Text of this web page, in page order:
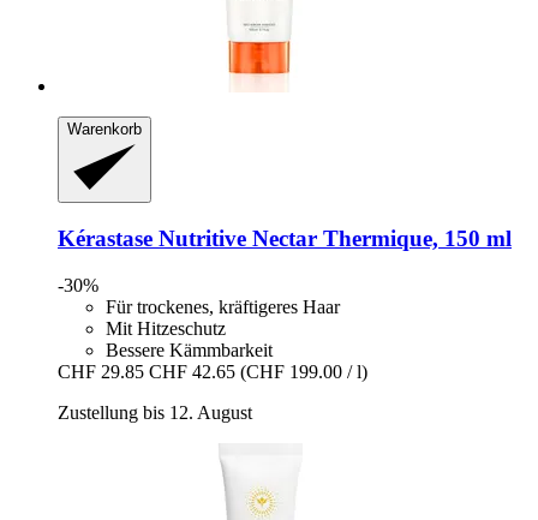
Warenkorb
Kérastase Nutritive Nectar Thermique, 150 ml
-30%
Für trockenes, kräftigeres Haar
Mit Hitzeschutz
Bessere Kämmbarkeit
CHF 29.85 CHF 42.65 (CHF 199.00 / l)
Zustellung bis 12. August